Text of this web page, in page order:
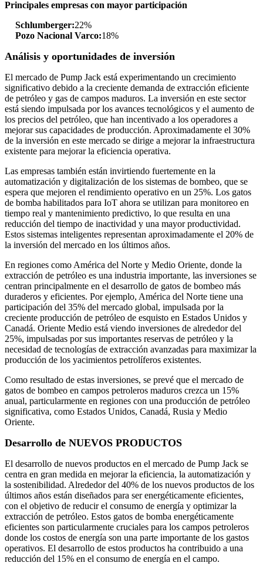
Principales empresas con mayor participación
Schlumberger:22%
Pozo Nacional Varco:18%
Análisis y oportunidades de inversión
El mercado de Pump Jack está experimentando un crecimiento
significativo debido a la creciente demanda de extracción eficiente
de petróleo y gas de campos maduros. La inversión en este sector
está siendo impulsada por los avances tecnológicos y el aumento de
los precios del petróleo, que han incentivado a los operadores a
mejorar sus capacidades de producción. Aproximadamente el 30%
de la inversión en este mercado se dirige a mejorar la infraestructura
existente para mejorar la eficiencia operativa.
Las empresas también están invirtiendo fuertemente en la
automatización y digitalización de los sistemas de bombeo, que se
espera que mejoren el rendimiento operativo en un 25%. Los gatos
de bomba habilitados para IoT ahora se utilizan para monitoreo en
tiempo real y mantenimiento predictivo, lo que resulta en una
reducción del tiempo de inactividad y una mayor productividad.
Estos sistemas inteligentes representan aproximadamente el 20% de
la inversión del mercado en los últimos años.
En regiones como América del Norte y Medio Oriente, donde la
extracción de petróleo es una industria importante, las inversiones se
centran principalmente en el desarrollo de gatos de bombeo más
duraderos y eficientes. Por ejemplo, América del Norte tiene una
participación del 35% del mercado global, impulsada por la
creciente producción de petróleo de esquisto en Estados Unidos y
Canadá. Oriente Medio está viendo inversiones de alrededor del
25%, impulsadas por sus importantes reservas de petróleo y la
necesidad de tecnologías de extracción avanzadas para maximizar la
producción de los yacimientos petrolíferos existentes.
Como resultado de estas inversiones, se prevé que el mercado de
gatos de bombeo en campos petroleros maduros crezca un 15%
anual, particularmente en regiones con una producción de petróleo
significativa, como Estados Unidos, Canadá, Rusia y Medio
Oriente.
Desarrollo de NUEVOS PRODUCTOS
El desarrollo de nuevos productos en el mercado de Pump Jack se
centra en gran medida en mejorar la eficiencia, la automatización y
la sostenibilidad. Alrededor del 40% de los nuevos productos de los
últimos años están diseñados para ser energéticamente eficientes,
con el objetivo de reducir el consumo de energía y optimizar la
extracción de petróleo. Estos gatos de bomba energéticamente
eficientes son particularmente cruciales para los campos petroleros
donde los costos de energía son una parte importante de los gastos
operativos. El desarrollo de estos productos ha contribuido a una
reducción del 15% en el consumo de energía en el campo.